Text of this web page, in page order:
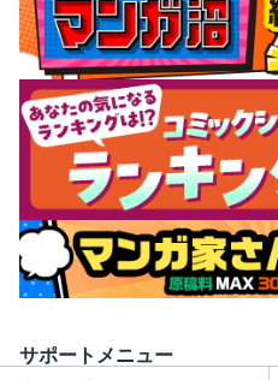
サポートメニュー